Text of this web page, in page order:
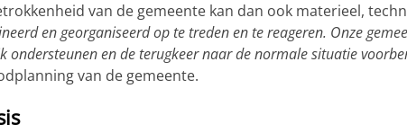
van de gemeente kan dan ook materieel,
en georganiseerd op te treden en te reageren. Onze
en de terugkeer naar de normale situatie
van de gemeente.